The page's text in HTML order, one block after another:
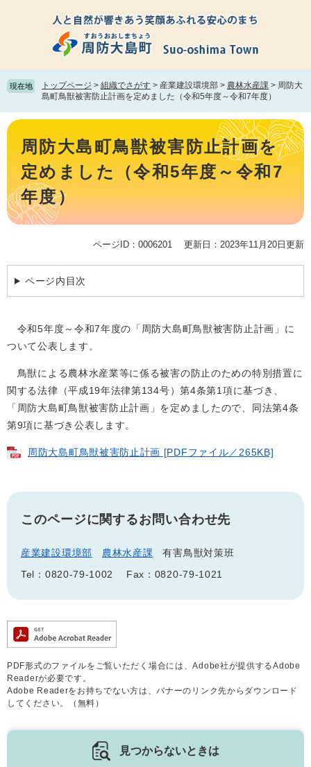
頭
で
飛
ば
て
現在地 トップページ > 組織でさがす > 産業建設環境部 > 農林水産課 > 周防大
島町鳥獣被害防止計画を定めました（令和5年度～令和7年度）
本
周防大島町鳥獣被害防止計画を
定めました（令和5年度～令和7
年度）
ページID：0006201 更新日：2023年11月20日更新
ページ内目次
令和5年度～令和7年度の「周防大島町鳥獣被害防止計画」に
ついて公表します。
鳥獣による農林水産業等に係る被害の防止のための特別措置に
関する法律（平成19年法律第134号）第4条第1項に基づき、
「周防大島町鳥獣被害防止計画」を定めましたので、同法第4条
第9項に基づき公表します。
周防大島町鳥獣被害防止計画 [PDFファイル／265KB]
このページに関するお問い合わせ先
産業建設環境部 農林水産課
有害鳥獣対策班
Tel：0820-79-1002
Fax：0820-79-1021
PDF形式のファイルをご覧いただく場合には、Adobe社が提供するAdobe
Readerが必要です。
Adobe Readerをお持ちでない方は、バナーのリンク先からダウンロード
してください。（無料）
見つからないときは